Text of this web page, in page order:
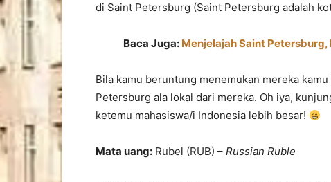
di Saint Petersburg (Saint Petersburg adalah
Baca Juga: Menjelajah Saint Petersburg,
Bila kamu beruntung menemukan mereka
Petersburg ala lokal dari mereka. Oh iya,
ketemu mahasiswa/i Indonesia lebih besar!
Mata uang: Rubel (RUB) – Russian Ruble